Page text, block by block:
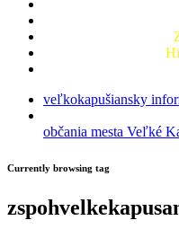
veľkokapušiansky
občania mesta Veľké
Currently browsing tag